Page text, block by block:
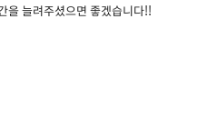
을 늘려주셨으면 좋겠습니다!!